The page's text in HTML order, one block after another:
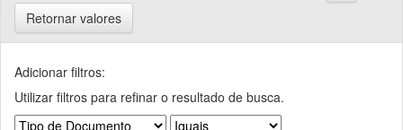
Retornar valores
Adicionar filtros:
Utilizar filtros para refinar o resultado de busca.